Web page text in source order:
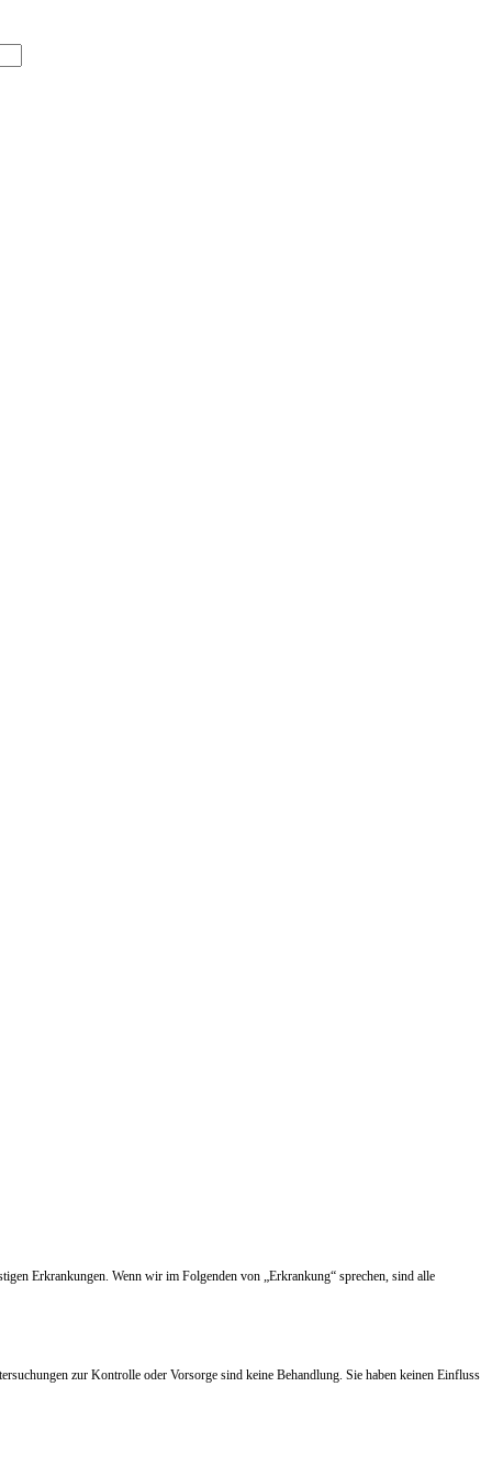
Erkrankungen. Wenn wir im Folgenden von „Erkrankung“ sprechen, sind alle
zur Kontrolle oder Vorsorge sind keine Behandlung. Sie haben keinen Einfluss